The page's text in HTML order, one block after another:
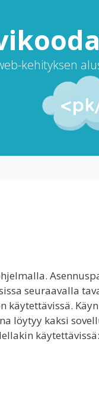
kehityksen
seuraavalla
käytettävissä.
löytyy kaksi